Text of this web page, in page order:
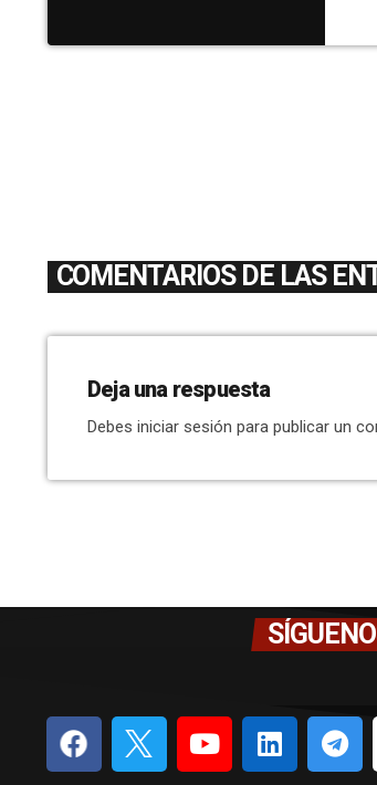
COMENTARIOS DE LAS
Deja una respuesta
Debes iniciar sesión para publicar un